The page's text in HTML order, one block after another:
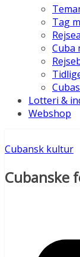
Tag
Cuba
Lotteri &
Webshop
Cubansk kultur
Cubanske